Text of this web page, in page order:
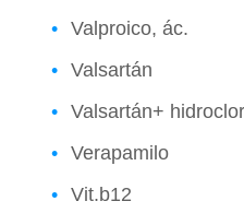
Valproico, ác.
Valsartán
Valsartán+
Verapamilo
Vit.b12